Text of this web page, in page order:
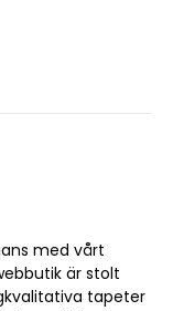
med vårt
är stolt
tapeter